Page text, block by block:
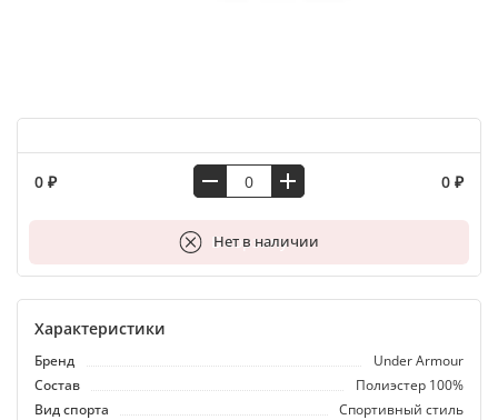
0 ₽ 0 ₽
Нет в наличии
В корзину
Характеристики
Бренд
Under Armour
Состав
Полиэстер 100%
Вид спорта
Спортивный стиль